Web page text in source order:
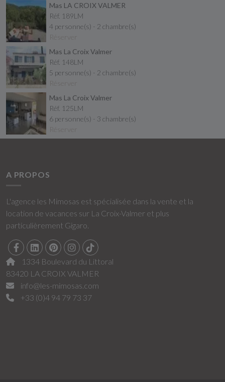
Mas LA CROIX VALMER
Réf. 189LM
4 personne(s) - 2 chambre(s)
Réserver
Mas La Croix Valmer
Réf. 148LM
5 personne(s) - 2 chambre(s)
Réserver
Mas La Croix Valmer
Réf. 125LM
6 personne(s) - 3 chambre(s)
Réserver
A PROPOS
L'agence les Mimosas est spécialisée dans la vente et la
location de vacances sur La Croix-Valmer et plus
particulièrement Gigaro.
1334 Boulevard du Littoral
83420 LA CROIX VALMER
info@les-mimosas.com
+33 (0)4 94 79 73 37